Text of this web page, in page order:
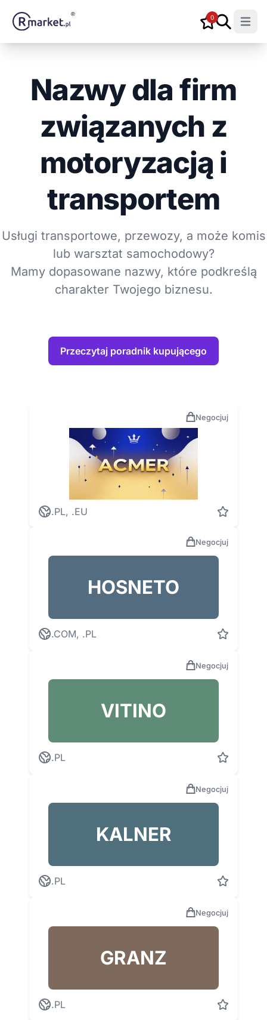
0
Open
Nazwy dla firm
związanych z
motoryzacją i
transportem
Usługi transportowe, przewozy, a może komis
lub warsztat samochodowy?
Mamy dopasowane nazwy, które podkreślą
charakter Twojego biznesu.
Przeczytaj poradnik kupującego
Negocjuj
.PL, .EU
Negocjuj
HOSNETO
.COM, .PL
Negocjuj
VITINO
.PL
Negocjuj
KALNER
.PL
Negocjuj
GRANZ
.PL